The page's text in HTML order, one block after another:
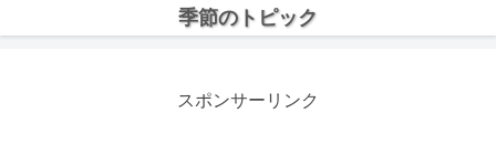
季節のトピック
スポンサーリンク